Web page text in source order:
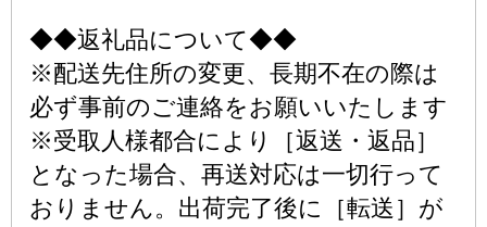
◆◆返礼品について◆◆
※配送先住所の変更、長期不在の際は
必ず事前のご連絡をお願いいたします
※受取人様都合により［返送・返品］
となった場合、再送対応は一切行って
おりません。出荷完了後に［転送］が